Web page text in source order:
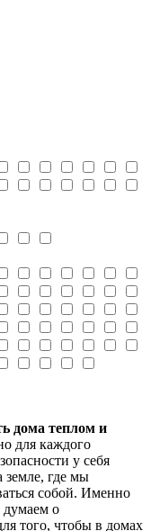
дома теплом и
для каждого
у себя
земле, где мы
собой. Именно
думаем о
того, чтобы в домах